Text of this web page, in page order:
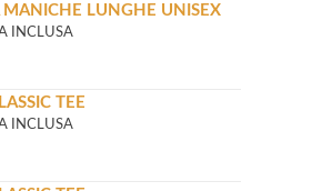
MANICHE LUNGHE UNISEX
INCLUSA
TEE
INCLUSA